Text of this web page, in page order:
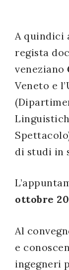
A quindici
regista
veneziano
Veneto e
di studi in
ottobre
Al
e
ingegneri
miei dati
personali in
accordo
con il
decreto
legislativo
196/03
Registrazione
successo!